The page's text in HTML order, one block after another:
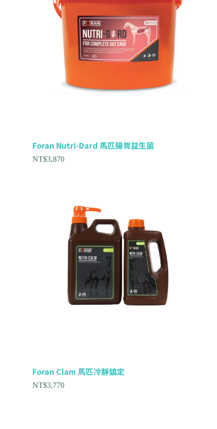
Foran Nutri-Dard 馬匹腸胃益生菌
NT$3,870
Foran Clam 馬匹冷靜鎮定
NT$3,770